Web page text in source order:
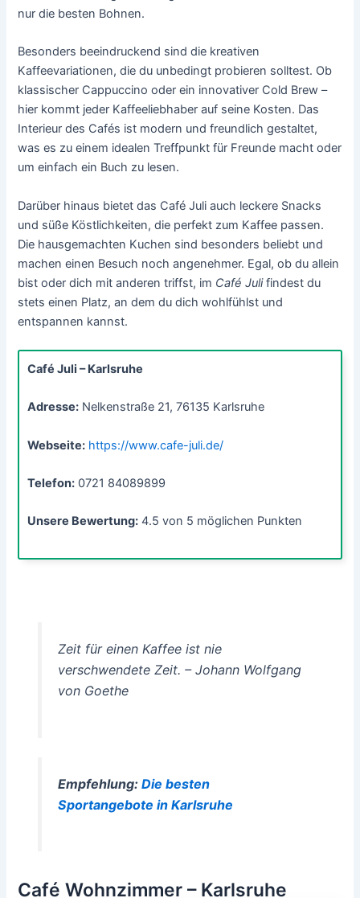
nur die besten Bohnen.
Besonders beeindruckend sind die kreativen
Kaffeevariationen, die du unbedingt probieren solltest. Ob
klassischer Cappuccino oder ein innovativer Cold Brew –
hier kommt jeder Kaffeeliebhaber auf seine Kosten. Das
Interieur des Cafés ist modern und freundlich gestaltet,
was es zu einem idealen Treffpunkt für Freunde macht oder
um einfach ein Buch zu lesen.
Darüber hinaus bietet das Café Juli auch leckere Snacks
und süße Köstlichkeiten, die perfekt zum Kaffee passen.
Die hausgemachten Kuchen sind besonders beliebt und
machen einen Besuch noch angenehmer. Egal, ob du allein
bist oder dich mit anderen triffst, im Café Julifindest du
stets einen Platz, an dem du dich wohlfühlst und
entspannen kannst.
Café Juli – Karlsruhe
Adresse: Nelkenstraße 21, 76135 Karlsruhe
Webseite: https://www.cafe-juli.de/
Telefon: 0721 84089899
Unsere Bewertung: 4.5 von 5 möglichen Punkten
Zeit für einen Kaffee ist nie
verschwendete Zeit. – Johann Wolfgang
von Goethe
Empfehlung: Die besten
Sportangebote in Karlsruhe
Café Wohnzimmer – Karlsruhe